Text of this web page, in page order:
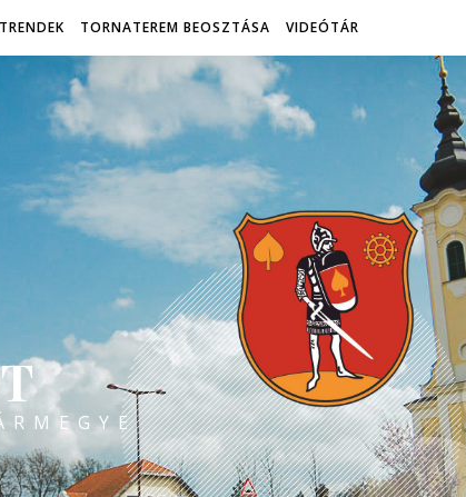
TORNATEREM BEOSZTÁSA VIDEÓTÁR